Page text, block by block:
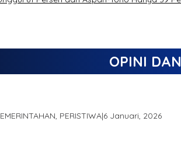
OPINI
PERISTIWA|6 Januari, 2026